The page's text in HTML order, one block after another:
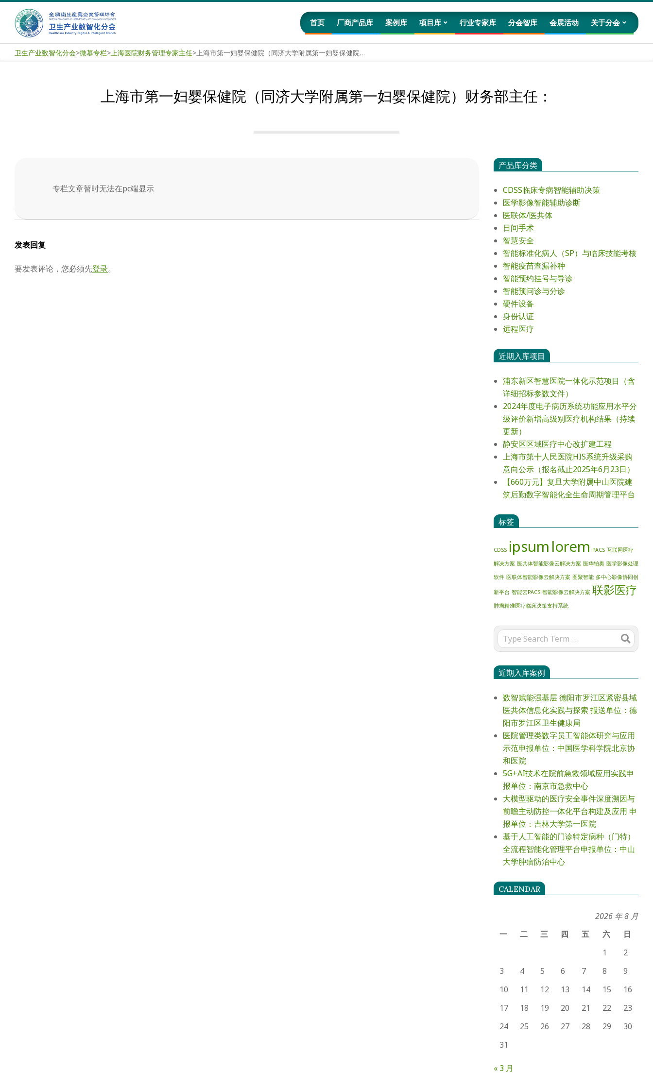
content卫
分
会
首页 厂商产品库 案例库 项目库 行业专家库 分会智库 会展活动 关于分会
卫生产业数智化分会>微慕专栏>上海医院财务管理专家主任> 上海市第一妇婴保健院（同济大学附属第一妇婴保健院）财务部主任：
上海市第一妇婴保健院（同济大学附属第一妇婴保健院）财务部主任：
专栏文章暂时无法在pc端显示
05-
发表回复
要发表评论，您必须先登录。
产品库分类
CDSS临床专病智能辅助决策
医学影像智能辅助诊断
医联体/医共体
日间手术
智慧安全
智能标准化病人（SP）与临床技能考核
智能疫苗查漏补种
智能预约挂号与导诊
智能预问诊与分诊
硬件设备
身份认证
远程医疗
近期入库项目
浦东新区智慧医院一体化示范项目（含
详细招标参数文件）
2024年度电⼦病历系统功能应⽤⽔平分
级评价新增⾼级别医疗机构结果（持续
更新）
静安区区域医疗中心改扩建工程
上海市第十人民医院HIS系统升级采购
意向公示（报名截止2025年6月23日）
【660万元】复旦大学附属中山医院建
筑后勤数字智能化全生命周期管理平台
标签
CDSS ipsum lorem PACS 互联网医疗
解决方案 医共体智能影像云解决方案 医华铂奥 医学影像处理
软件 医联体智能影像云解决方案 图聚智能 多中心影像协同创
新平台 智能云PACS 智能影像云解决方案 联影医疗
肿瘤精准医疗临床决策支持系统
Search
近期入库案例
数智赋能强基层 德阳市罗江区紧密县域
医共体信息化实践与探索 报送单位：德
阳市罗江区卫生健康局
医院管理类数字员工智能体研究与应用
示范申报单位：中国医学科学院北京协
和医院
5G+AI技术在院前急救领域应用实践申
报单位：南京市急救中心
大模型驱动的医疗安全事件深度溯因与
前瞻主动防控一体化平台构建及应用 申
报单位：吉林大学第一医院
基于人工智能的门诊特定病种（门特）
全流程智能化管理平台申报单位：中山
大学肿瘤防治中心
CALENDAR
2026 年 8 月
一
二 三 四 五 六
日
1
2
3
4 5 6 7 8
9
10
11 12 13 14 15
16
17
18 19 20 21 22
23
24
25 26 27 28 29
30
31
« 3 月